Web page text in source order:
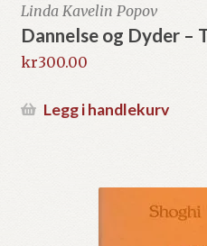
Linda Kavelin Popov
Dannelse og Dyder –
kr300.00
Legg i handlekurv